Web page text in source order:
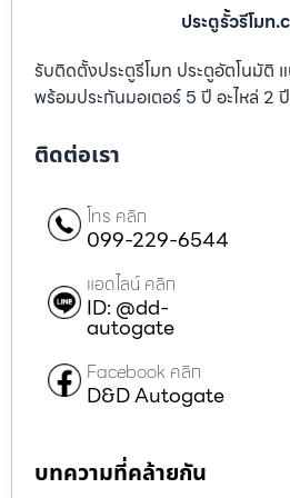
ประตูรั้วรีโมท
รับติดตั้งประตูรีโมท ประตูอัตโนมัติ
พร้อมประกันมอเตอร์ 5 ปี อะไหล่ 2 ปี
ติดต่อเรา
โทร คลิก
099-229-6544
แอดไลน์ คลิก
ID: @dd-
autogate
Facebook คลิก
D&D Autogate
บทความที่คล้ายกัน